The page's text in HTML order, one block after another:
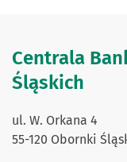
Centrala
Śląskich
ul. W. Orkana 4
55-120 Obornki